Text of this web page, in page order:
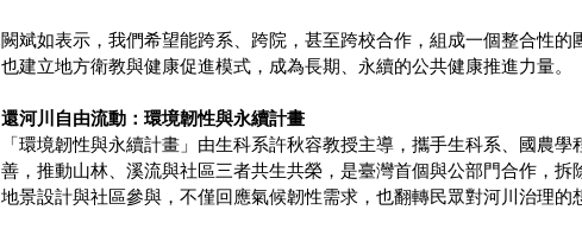
闕斌如表示，我們希望能跨系、跨院，甚至跨校合作，組成一個整合性
也建立地方衛教與健康促進模式，成為長期、永續的公共健康推進力量。
還河川自由流動：環境韌性與永續計畫
「環境韌性與永續計畫」由生科系許秋容教授主導，攜手生科系、國農
善，推動山林、溪流與社區三者共生共榮，是臺灣首個與公部門合作，
地景設計與社區參與，不僅回應氣候韌性需求，也翻轉民眾對河川治理的